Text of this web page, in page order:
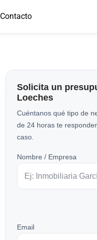
Contacto
Solicita un
Loeches
Cuéntanos qué tipo de
de 24 horas te
caso.
Nombre / Empresa
Email